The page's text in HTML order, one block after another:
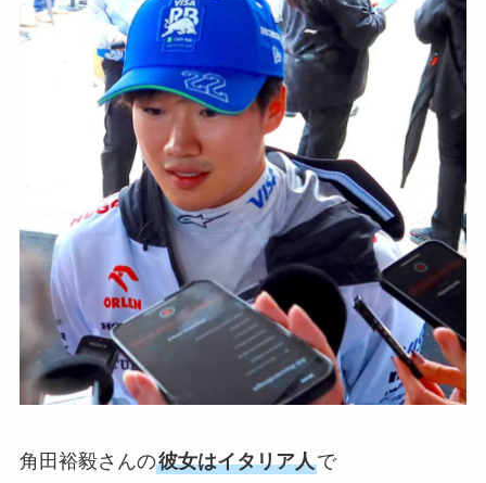
角田裕毅さんの彼女はイタリア人で